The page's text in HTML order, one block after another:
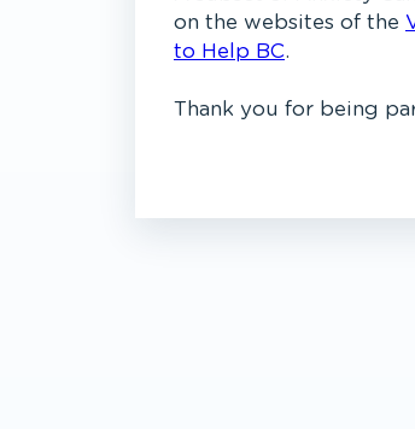
on the websites of the
to Help BC.
Thank you for being